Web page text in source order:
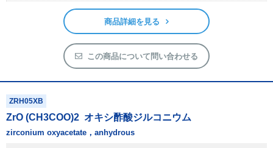
カテゴリで検索する
アウトレット
化学教材・オリジナルグッズ
商品詳細を見る
この商品について問い合わせる
ZRH05XB
ZrO (CH3COO)2 オキシ酢酸ジルコニウム
zirconium oxyacetate，anhydrous